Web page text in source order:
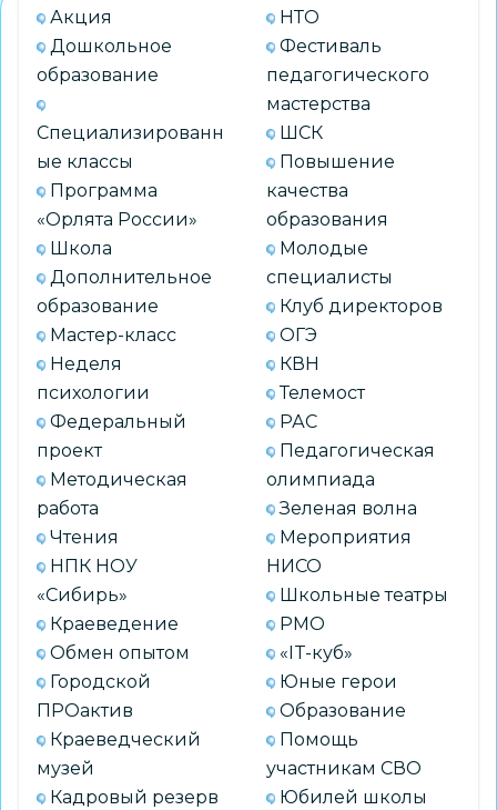
искусственному
интеллекту
Акция
Дошкольное
образование
Специализированн
ые классы
Программа
«Орлята России»
Школа
Дополнительное
образование
Мастер-класс
Неделя
психологии
Федеральный
проект
Методическая
работа
Чтения
НПК НОУ
«Сибирь»
Краеведение
Обмен опытом
Городской
ПРОактив
Краеведческий
музей
Кадровый резерв
НТО
Фестиваль
педагогического
мастерства
ШСК
Повышение
качества
образования
Молодые
специалисты
Клуб директоров
ОГЭ
КВН
Телемост
РАС
Педагогическая
олимпиада
Зеленая волна
Мероприятия
НИСО
Школьные театры
РМО
«IT-куб»
Юные герои
Образование
Помощь
участникам СВО
Юбилей школы